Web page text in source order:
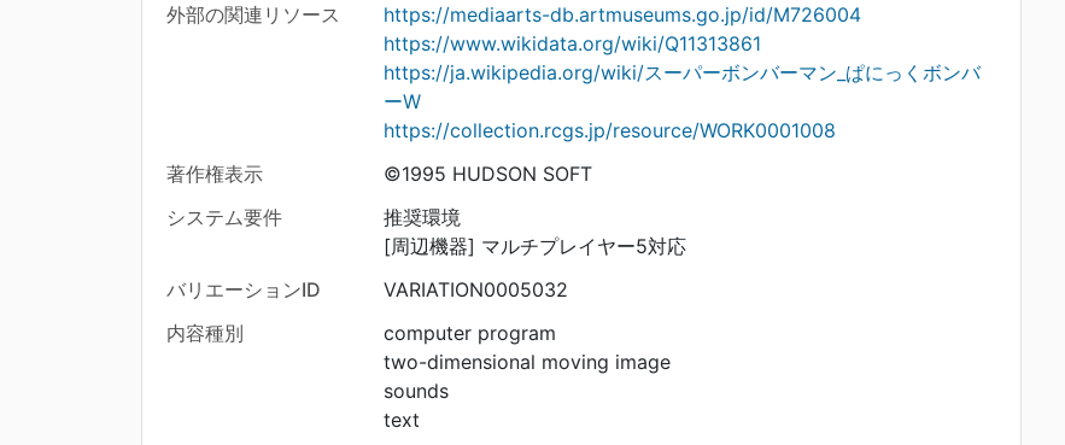
外部の関連リソース
https://mediaarts-db.artmuseums.go.jp/id/M726004
https://www.wikidata.org/wiki/Q11313861
https://ja.wikipedia.org/wiki/スーパーボンバーマン_ぱにっくボンバ
ーW
https://collection.rcgs.jp/resource/WORK0001008
著作権表示
©1995 HUDSON SOFT
システム要件
推奨環境
[周辺機器] マルチプレイヤー5対応
バリエーションID
VARIATION0005032
内容種別
computer program
two-dimensional moving image
sounds
text